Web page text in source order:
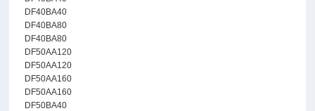
DF40BA40
DF40BA80
DF40BA80
DF50AA120
DF50AA120
DF50AA160
DF50AA160
DF50BA40